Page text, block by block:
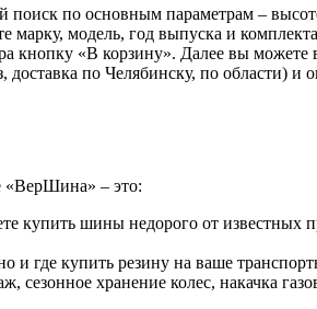
по основным параметрам –
модель, год выпуска и
кнопку «В корзину». Далее вы
доставка по Челябинску, по области)
«ВерШина» – это:
купить шины недорого от известных
где купить резину на ваше
сезонное хранение колес, накачка